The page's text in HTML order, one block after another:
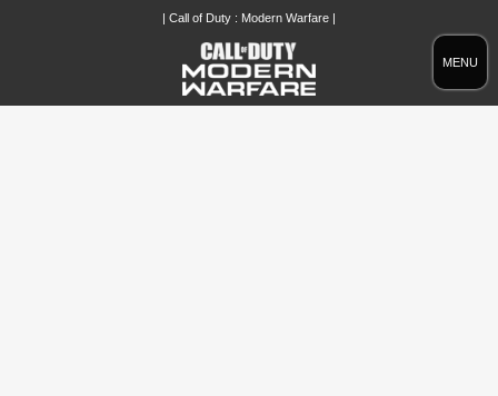
MENU
| Call of Duty : Modern Warfare |